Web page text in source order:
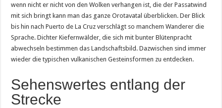
wenn nicht er nicht von den Wolken verhangen ist, die der Passatwind
mit sich bringt kann man das ganze Orotavatal überblicken. Der Blick
bis hin nach Puerto de La Cruz verschlägt so manchem Wanderer die
Sprache. Dichter Kiefernwälder, die sich mit bunter Blütenpracht
abwechseln bestimmen das Landschaftsbild. Dazwischen sind immer
wieder die typischen vulkanischen Gesteinsformen zu entdecken.
Sehenswertes entlang der
Strecke